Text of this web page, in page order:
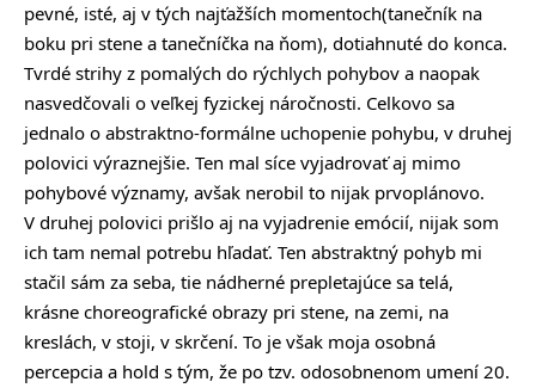
pevné, isté, aj v tých najťažších momentoch(tanečník na
boku pri stene a tanečníčka na ňom), dotiahnuté do konca.
Tvrdé strihy z pomalých do rýchlych pohybov a naopak
nasvedčovali o veľkej fyzickej náročnosti. Celkovo sa
jednalo o abstraktno-formálne uchopenie pohybu, v druhej
polovici výraznejšie. Ten mal síce vyjadrovať aj mimo
pohybové významy, avšak nerobil to nijak prvoplánovo.
V druhej polovici prišlo aj na vyjadrenie emócií, nijak som
ich tam nemal potrebu hľadať. Ten abstraktný pohyb mi
stačil sám za seba, tie nádherné prepletajúce sa telá,
krásne choreografické obrazy pri stene, na zemi, na
kreslách, v stoji, v skrčení. To je však moja osobná
percepcia a hold s tým, že po tzv. odosobnenom umení 20.